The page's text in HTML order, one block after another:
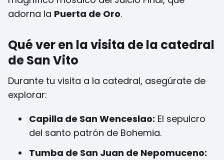
adorna la Puerta de Oro.
Qué ver en la visita de la catedral
de San Vito
Durante tu visita a la catedral, asegúrate de
explorar:
Capilla de San Wenceslao: El sepulcro
del santo patrón de Bohemia.
Tumba de San Juan de Nepomuceno: